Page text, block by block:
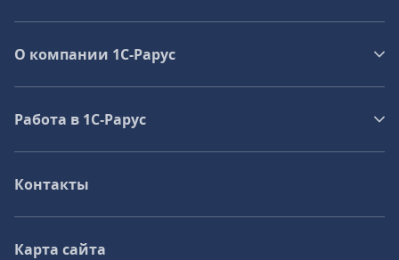
О компании 1C-Рарус
Работа в 1С‑Рарус
Контакты
Карта сайта